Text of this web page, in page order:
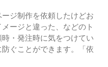
ジ制作を依頼したけどお
ージと違った、などのト
・発注時に気をつけてい
ぐことができます。「依